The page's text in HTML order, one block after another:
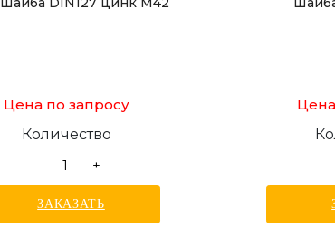
Цена по запросу
Количество
-
+
ЗАКАЗАТЬ
-